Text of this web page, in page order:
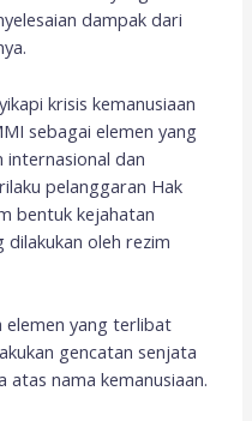
dampak dari
krisis kemanusiaan
sebagai elemen yang
internasional dan
pelanggaran Hak
bentuk kejahatan
oleh rezim
elemen yang terlibat
gencatan senjata
nama kemanusiaan.